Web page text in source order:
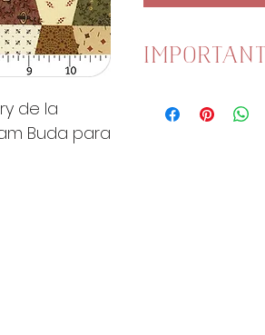
de la
Buda para
Una unidad